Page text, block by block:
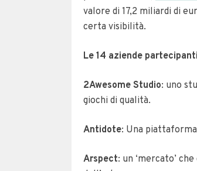
valore di 17,2 miliardi di
certa visibilità.
Le 14 aziende partecipanti
2Awesome Studio: uno
giochi di qualità.
Antidote: Una
Arspect: un ‘mercato’